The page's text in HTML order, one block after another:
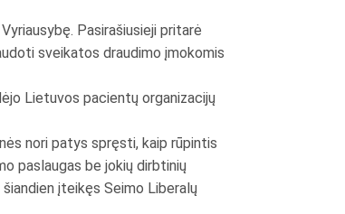
Pasirašiusieji pritarė
sveikatos draudimo įmokomis
Lietuvos pacientų organizacijų
nori patys spręsti, kaip rūpintis
paslaugas be jokių dirbtinių
įteikęs Seimo Liberalų